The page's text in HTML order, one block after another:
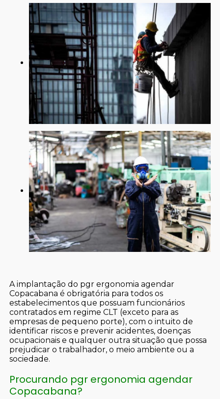
A implantação do pgr ergonomia agendar
Copacabana é obrigatória para todos os
estabelecimentos que possuam funcionários
contratados em regime CLT (exceto para as
empresas de pequeno porte), com o intuito de
identificar riscos e prevenir acidentes, doenças
ocupacionais e qualquer outra situação que possa
prejudicar o trabalhador, o meio ambiente ou a
sociedade.
Procurando pgr ergonomia agendar
Copacabana?